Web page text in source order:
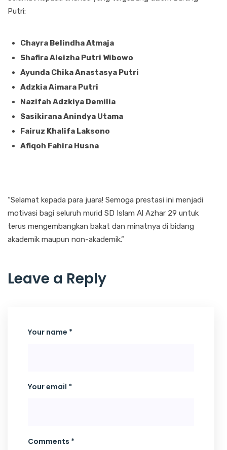
Putri:
Chayra Belindha Atmaja
Shafira Aleizha Putri Wibowo
Ayunda Chika Anastasya Putri
Adzkia Aimara Putri
Nazifah Adzkiya Demilia
Sasikirana Anindya Utama
Fairuz Khalifa Laksono
Afiqoh Fahira Husna
“Selamat kepada para juara! Semoga prestasi ini menjadi
motivasi bagi seluruh murid SD Islam Al Azhar 29 untuk
terus mengembangkan bakat dan minatnya di bidang
akademik maupun non-akademik.”
Leave a Reply
Your name *
Your email *
Comments *